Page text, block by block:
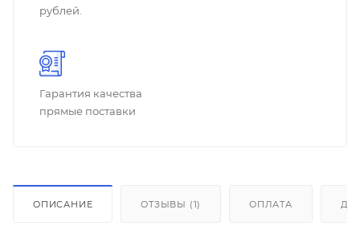
рублей.
Гарантия качества
прямые поставки
ОПИСАНИЕ ОТЗЫВЫ (1) ОПЛАТА